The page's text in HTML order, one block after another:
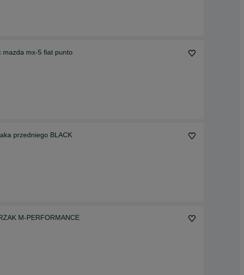
mazda mx-5 fiat punto
przedniego BLACK
M-PERFORMANCE